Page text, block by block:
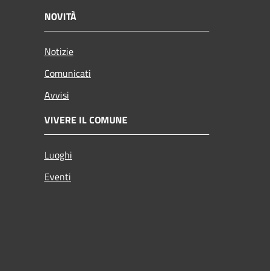
NOVITÀ
Notizie
Comunicati
Avvisi
VIVERE IL COMUNE
Luoghi
Eventi